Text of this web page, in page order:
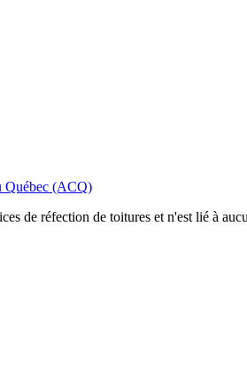
Québec (ACQ)
de réfection de toitures et n'est lié à